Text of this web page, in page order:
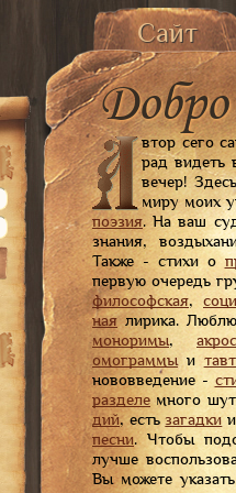
Сайт
Главная страница
История сайта
Карта сайта
в­тор се­го
рад ви­деть
ве­чер!
ми­ру мо­их
по­эзия. На ваш
зна­ния,
Так­же - сти­хи о
пер­вую оче­редь
фи­ло­соф­ская,
наяли­ри­ка. Люб­лю
мо­но­ри­мы,
омо­грам­мы и
но­во­вве­де­ние -
раз­де­ле мно­го
дий, естьза­гад­кии
пес­ни. Что­бы
луч­ше
Вы мо­же­те